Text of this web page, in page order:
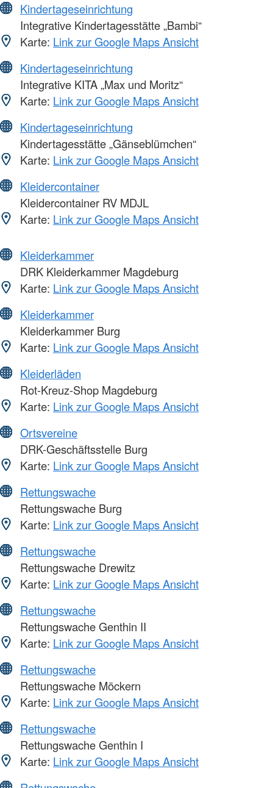
Kindertageseinrichtung
Integrative Kindertagesstätte „Bambi“
Karte: Link zur Google Maps Ansicht
Kindertageseinrichtung
Integrative KITA „Max und Moritz“
Karte: Link zur Google Maps Ansicht
Kindertageseinrichtung
Kindertagesstätte „Gänseblümchen“
Karte: Link zur Google Maps Ansicht
Kleidercontainer
Kleidercontainer RV MDJL
Karte: Link zur Google Maps Ansicht
Kleiderkammer
DRK Kleiderkammer Magdeburg
Karte: Link zur Google Maps Ansicht
Kleiderkammer
Kleiderkammer Burg
Karte: Link zur Google Maps Ansicht
Kleiderläden
Rot-Kreuz-Shop Magdeburg
Karte: Link zur Google Maps Ansicht
Ortsvereine
DRK-Geschäftsstelle Burg
Karte: Link zur Google Maps Ansicht
Rettungswache
Rettungswache Burg
Karte: Link zur Google Maps Ansicht
Rettungswache
Rettungswache Drewitz
Karte: Link zur Google Maps Ansicht
Rettungswache
Rettungswache Genthin II
Karte: Link zur Google Maps Ansicht
Rettungswache
Rettungswache Möckern
Karte: Link zur Google Maps Ansicht
Rettungswache
Rettungswache Genthin I
Karte: Link zur Google Maps Ansicht